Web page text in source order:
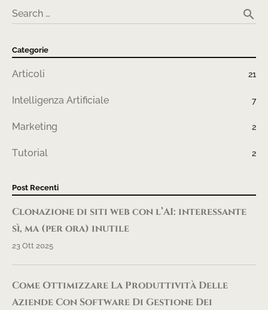
Search … search
Categorie
Articoli 21
Intelligenza Artificiale 7
Marketing 2
Tutorial 2
Post Recenti
Clonazione di siti web con l’AI: interessante
sì, ma (per ora) inutile
23 Ott 2025
Come Ottimizzare La Produttività Delle
Aziende Con Software Di Gestione Dei